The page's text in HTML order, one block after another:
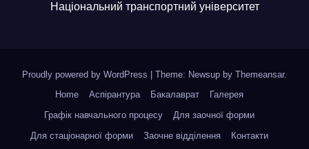
Національний транспортний університет
Proudly powered by WordPress Theme: Newsup by Themeansar.
Home
Аспірантура Бакалаврат
Галерея
Графік навчального процесу
Для заочної форми
Для стаціонарної форми
Заочне відділення Контакти